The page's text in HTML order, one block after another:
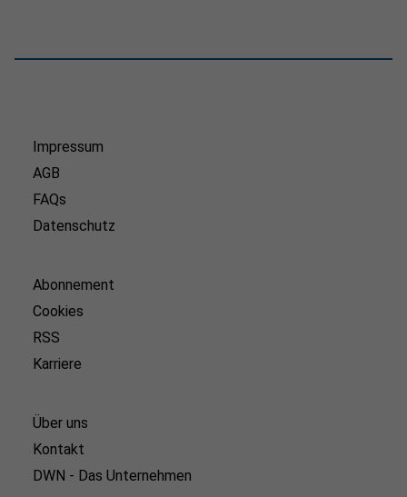
Impressum
AGB
FAQs
Datenschutz
Abonnement
Cookies
RSS
Karriere
Über uns
Kontakt
DWN - Das Unternehmen